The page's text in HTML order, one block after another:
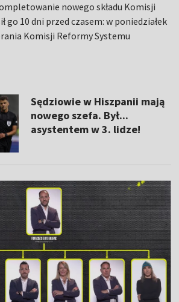
nowego składu Komisji
go 10 dni przed czasem: w poniedziałek
Komisji Reformy Systemu
Sędziowie w Hiszpanii mają
nowego szefa. Był...
asystentem w 3. lidze!